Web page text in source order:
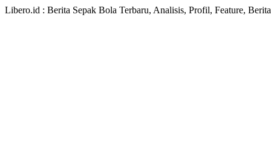
Libero.id : Berita Sepak Bola Terbaru, Analisis, Profil, Feature,